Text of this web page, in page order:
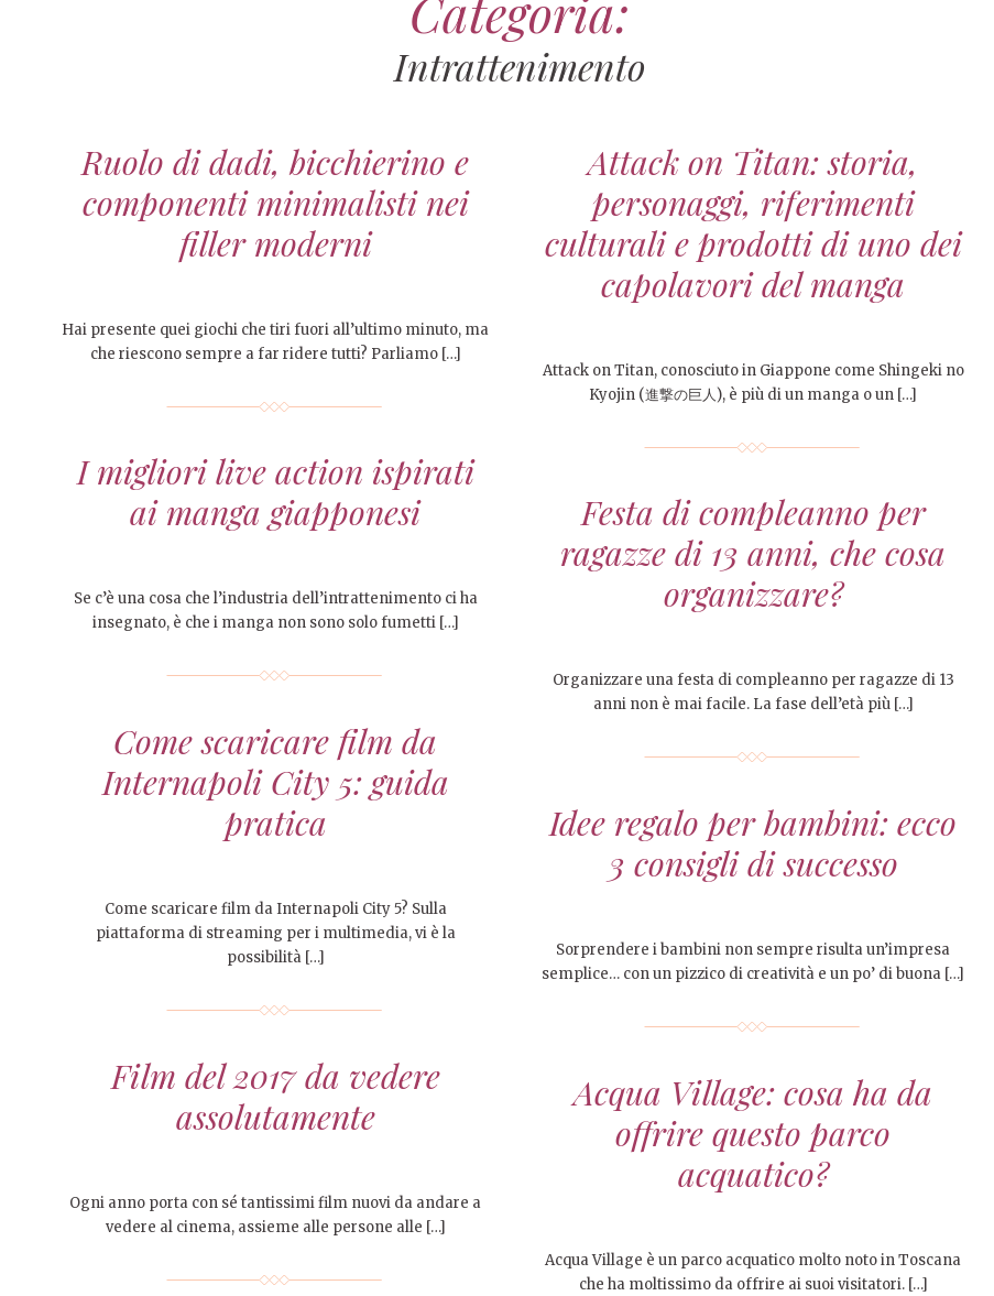
Intrattenimento
Ruolo di dadi, bicchierino e
componenti minimalisti nei
filler moderni
Hai presente quei giochi che tiri fuori all’ultimo minuto, ma
che riescono sempre a far ridere tutti? Parliamo […]
Attack on Titan: storia,
personaggi, riferimenti
culturali e prodotti di uno dei
capolavori del manga
Attack on Titan, conosciuto in Giappone come Shingeki no
Kyojin (進撃の巨人), è più di un manga o un […]
I migliori live action ispirati
ai manga giapponesi
Se c’è una cosa che l’industria dell’intrattenimento ci ha
insegnato, è che i manga non sono solo fumetti […]
Festa di compleanno per
ragazze di 13 anni, che cosa
organizzare?
Organizzare una festa di compleanno per ragazze di 13
anni non è mai facile. La fase dell’età più […]
Come scaricare film da
Internapoli City 5: guida
pratica
Come scaricare film da Internapoli City 5? Sulla
piattaforma di streaming per i multimedia, vi è la
possibilità […]
Idee regalo per bambini: ecco
3 consigli di successo
Sorprendere i bambini non sempre risulta un’impresa
semplice… con un pizzico di creatività e un po’ di buona […]
Film del 2017 da vedere
assolutamente
Ogni anno porta con sé tantissimi film nuovi da andare a
vedere al cinema, assieme alle persone alle […]
Acqua Village: cosa ha da
offrire questo parco
acquatico?
Acqua Village è un parco acquatico molto noto in Toscana
che ha moltissimo da offrire ai suoi visitatori. […]